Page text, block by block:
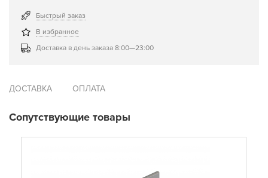
Быстрый заказ
В избранное
Доставка в день заказа 8:00—23:00
ДОСТАВКА ОПЛАТА
Сопутствующие товары